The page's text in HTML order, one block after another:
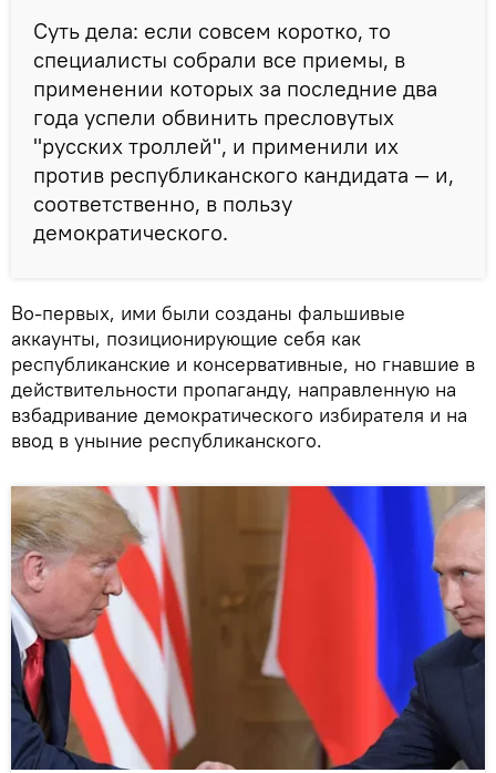
Суть дела: если совсем коротко, то
специалисты собрали все приемы, в
применении которых за последние два
года успели обвинить пресловутых
"русских троллей", и применили их
против республиканского кандидата — и,
соответственно, в пользу
демократического.
Во-первых, ими были созданы фальшивые
аккаунты, позиционирующие себя как
республиканские и консервативные, но гнавшие в
действительности пропаганду, направленную на
взбадривание демократического избирателя и на
ввод в уныние республиканского.